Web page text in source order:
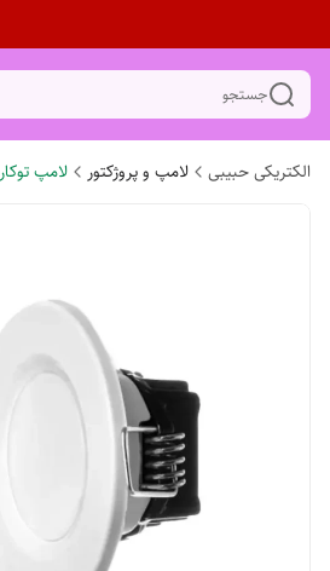
جستجو
الکتریکی حبیبی لامپ و پروژکتور لامپ توکار